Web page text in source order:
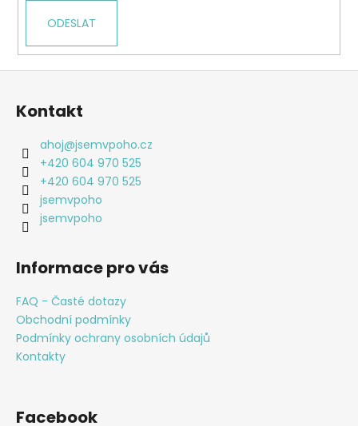
ODESLAT
Kontakt
ahoj@jsemvpoho.cz
+420 604 970 525
+420 604 970 525
jsemvpoho
jsemvpoho
Informace pro vás
FAQ - Časté dotazy
Obchodní podmínky
Podmínky ochrany osobních údajů
Kontakty
Facebook